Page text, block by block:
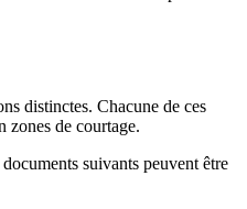
distinctes. Chacune de ces
zones de courtage.
suivants peuvent être